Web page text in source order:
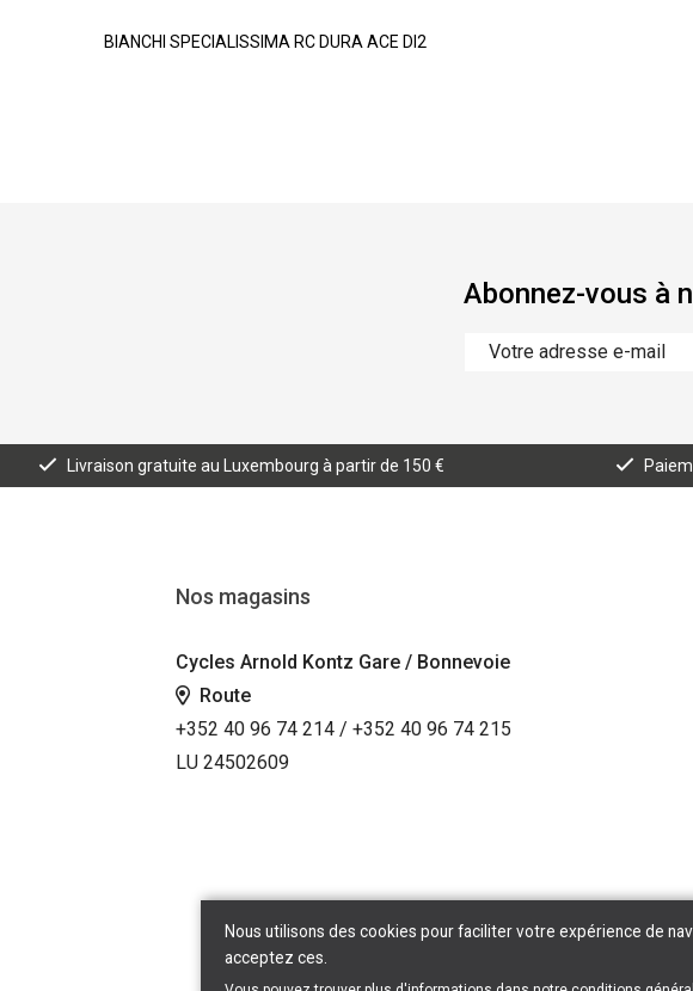
BIANCHI SPECIALISSIMA RC DURA ACE DI2
Abonnez-vous à
Livraison gratuite au Luxembourg à partir de 150 €
Nos magasins
Cycles Arnold Kontz Gare / Bonnevoie
Route
+352 40 96 74 214 / +352 40 96 74 215
LU 24502609
Copyright ©
Nous utilisons des cookies pour faciliter votre expérience de
acceptez ces.